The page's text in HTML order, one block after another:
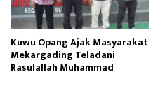
Kuwu Opang Ajak Masyarakat
Mekargading Teladani
Rasulallah Muhammad